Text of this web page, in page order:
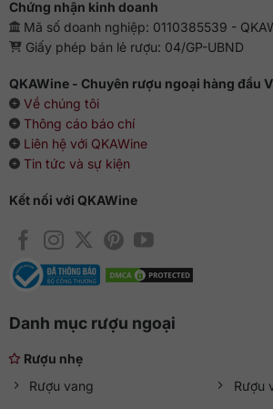
Chứng nhận kinh doanh
Mã số doanh nghiệp: 0110385539 -
Giấy phép bán lẻ rượu: 04/GP-UBND
QKAWine - Chuyên rượu ngoại hàng đầu
Về chúng tôi
Thông cáo báo chí
Liên hệ với QKAWine
Tin tức và sự kiện
Kết nối với QKAWine
Danh mục rượu ngoại
Rượu nhẹ
Rượu vang
Rượu